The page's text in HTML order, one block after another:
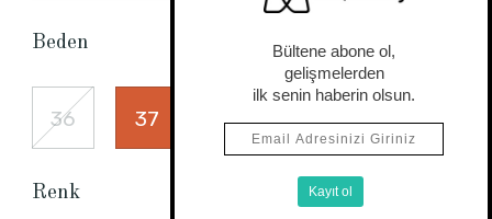
Beden Beden Tablosu
36 37 38 39 40
Renk